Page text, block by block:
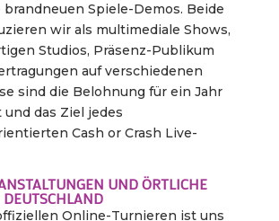
brandneuen Spiele-Demos. Beide
wir als multimediale Shows,
Studios, Präsenz-Publikum
auf verschiedenen
sind die Belohnung für ein Jahr
das Ziel jedes
Cash or Crash Live-
UND ÖRTLICHE
Online-Turnieren ist uns